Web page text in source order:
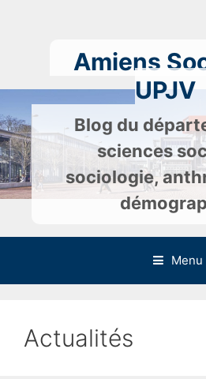
Amiens
UPJV
Blog du
sciences
sociologie,
Menu
Actualités